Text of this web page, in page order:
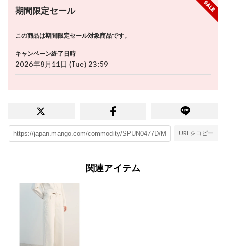
期間限定セール
この商品は期間限定セール対象商品です。
キャンペーン終了日時
2026年8月11日 (Tue) 23:59
URLをコピー
関連アイテム